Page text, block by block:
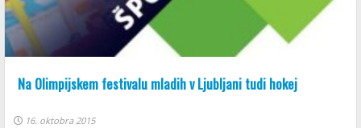
Na Olimpijskem festivalu mladih v Ljubljani tudi hokej
16. oktobra 2015